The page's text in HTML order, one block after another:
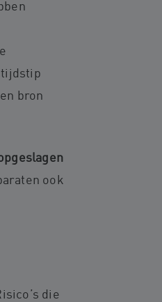
tijdstip
bron
ook
die